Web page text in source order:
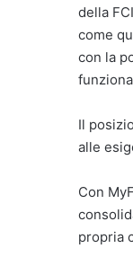
della
come
con la
Il
alle
Con
propria